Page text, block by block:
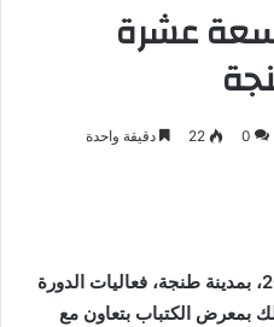
عشرة
0
22 دقيقة واحدة
افتتحت يوم الاثنين 21 يوليوز 2025، بمدينة طنجة، فعاليات الدورة
بمعرض الكتباب بتعاون مع